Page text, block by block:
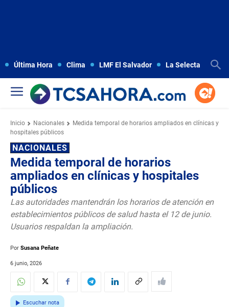
Última Hora Clima LMF El Salvador La Selecta
Inicio Nacionales
Medida temporal de horarios ampliados en clínicas y
hospitales públicos
NACIONALES
Medida temporal de horarios
ampliados en clínicas y hospitales
públicos
Las autoridades mantendrán los horarios de atención en
establecimientos públicos de salud hasta el 12 de junio.
Usuarios respaldan la ampliación.
Por Susana Peñate
6 junio, 2026
Escuchar nota